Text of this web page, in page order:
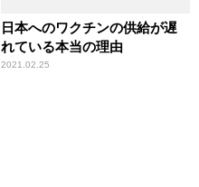
日本へのワクチンの供給が遅
れている本当の理由
2021.02.25